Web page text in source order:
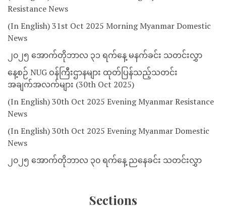
Resistance News
(In English) 31st Oct 2025 Morning Myanmar Domestic
News
၂၀၂၅ အောက်တိုဘာလ ၃၁ ရက်နေ့ မနက်ခင်း သတင်းလွှာ
နေ့စဉ် NUG ဝန်ကြီးဌာနများ ထုတ်ပြန်သည့်သတင်း
အချက်အလက်များ (30th Oct 2025)
(In English) 30th Oct 2025 Evening Myanmar Resistance
News
(In English) 30th Oct 2025 Evening Myanmar Domestic
News
၂၀၂၅ အောက်တိုဘာလ ၃၀ ရက်နေ့ ညနေခင်း သတင်းလွှာ
Sections